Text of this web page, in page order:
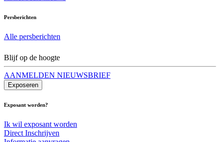
Persberichten
Alle persberichten
Blijf op de hoogte
AANMELDEN NIEUWSBRIEF
Exposeren
Exposant worden?
Ik wil exposant worden
Direct Inschrijven